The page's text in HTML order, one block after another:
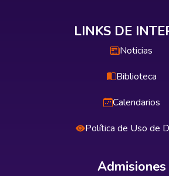
LINKS DE
Noticias
Biblioteca
Calendarios
Política de Uso de
Admisiones